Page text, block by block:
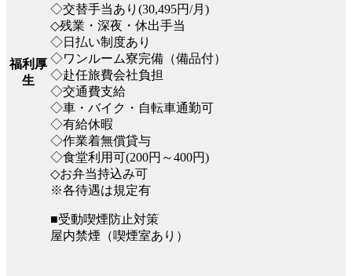
福利厚
生
◇交替手当あり(30,495円/月)
◇残業・深夜・休出手当
◇日払い制度あり
◇ワンルーム寮完備（備品付）
◇赴任旅費会社負担
◇交通費支給
◇車・バイク・自転車通勤可
◇有給休暇
◇作業着無償貸与
◇食堂利用可(200円～400円)
◇お弁当持込み可
※各待遇は規定有
■受動喫煙防止対策
屋内禁煙（喫煙室あり）